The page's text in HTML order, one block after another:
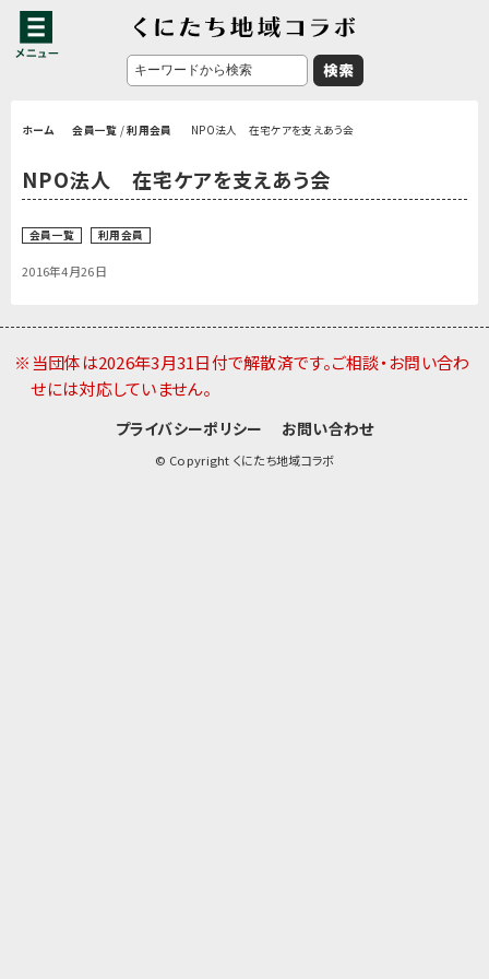
ホーム 会員一覧 /利用会員 NPO法人 在宅ケアを支えあう会
NPO法人 在宅ケアを支えあう会
会員一覧 利用会員
2016年4月26日
※当団体は2026年3月31日付で解散済です。ご相談・お問い合わ
せには対応していません。
プライバシーポリシー お問い合わせ
© Copyright くにたち地域コラボ